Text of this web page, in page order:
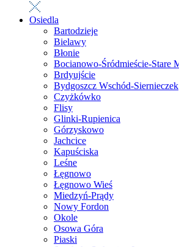
Osiedla
Bartodzieje
Bielawy
Błonie
Bocianowo-Śródmieście-Stare
Brdyujście
Bydgoszcz Wschód-Siernieczek
Czyżkówko
Flisy
Glinki-Rupienica
Górzyskowo
Jachcice
Kapuściska
Leśne
Łęgnowo
Łęgnowo Wieś
Miedzyń-Prądy
Nowy Fordon
Okole
Osowa Góra
Piaski